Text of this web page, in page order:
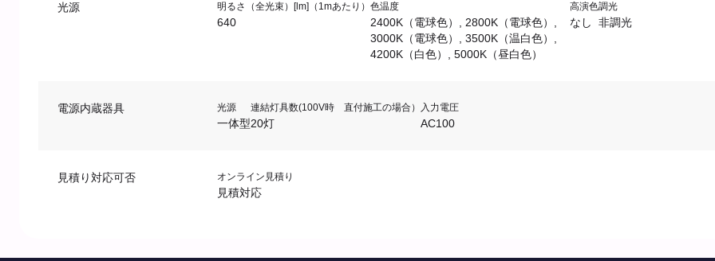
光源 明るさ（全光束）[lm]（1mあたり）
640
色温度
2400K（電球色）, 2800K（電球色）,
3000K（電球色）, 3500K（温白色）,
4200K（白色）, 5000K（昼白色）
高演色
なし
調光
非調光
電源内蔵器具 光源
一体型
連結灯具数(100V時 直付施工の場合）
20灯
入力電圧
AC100
見積り対応可否 オンライン見積り
見積対応